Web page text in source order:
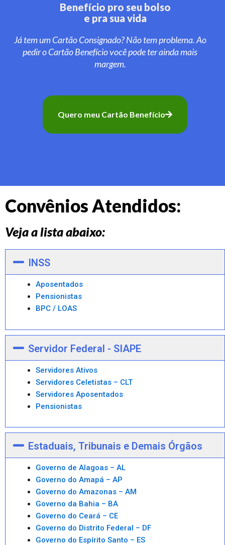
Benefício pro seu bolso
e pra sua vida
Já tem um Cartão Consignado? Não tem problema. Ao
pedir o Cartão Benefício você pode ter ainda mais
margem.
Quero meu Cartão Benefício
Convênios Atendidos:
Veja a lista abaixo:
INSS
Aposentados
Pensionistas
BPC / LOAS
Servidor Federal - SIAPE
Servidores Ativos
Servidores Celetistas – CLT
Servidores Aposentados
Pensionistas
Estaduais, Tribunais e Demais Órgãos
Governo de Alagoas – AL
Governo do Amapá – AP
Governo do Amazonas – AM
Governo da Bahia – BA
Governo do Ceará – CE
Governo do Distrito Federal – DF
Governo do Espírito Santo – ES